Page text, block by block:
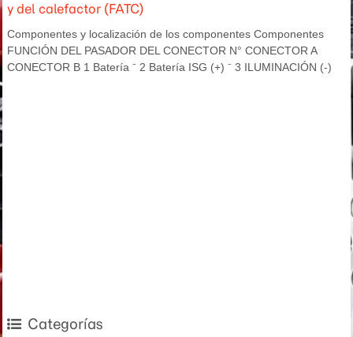
y del calefactor (FATC)
Componentes y localización de los componentes Componentes
FUNCIÓN DEL PASADOR DEL CONECTOR N° CONECTOR A
CONECTOR B 1 Batería ⁻ 2 Batería ISG (+) ⁻ 3 ILUMINACIÓN (-)
Categorías